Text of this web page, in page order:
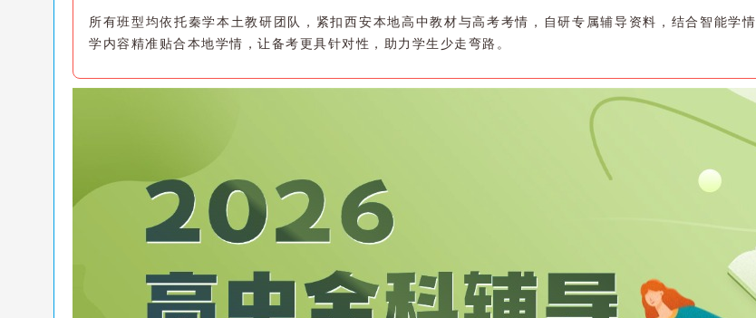
所有班型均依托秦学本土教研团队，紧扣西安本地高中教材与高考考情，自研专属辅导资料，结合智能学
学内容精准贴合本地学情，让备考更具针对性，助力学生少走弯路。